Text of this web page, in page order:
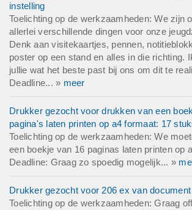
instelling
Toelichting op de werkzaamheden: We zijn
allerlei verschillende dingen voor onze
Denk aan visitekaartjes, pennen,
poster op een stand en alles in die richting.
jullie wat het beste past bij ons om dit te
Deadline... » meer
Drukker gezocht voor drukken van een
pagina's laten printen op a4 formaat: 17
Toelichting op de werkzaamheden: We
een boekje van 16 paginas laten printen op
Deadline: Graag zo spoedig mogelijk... »
Drukker gezocht voor 206 ex van
Toelichting op de werkzaamheden: Graag